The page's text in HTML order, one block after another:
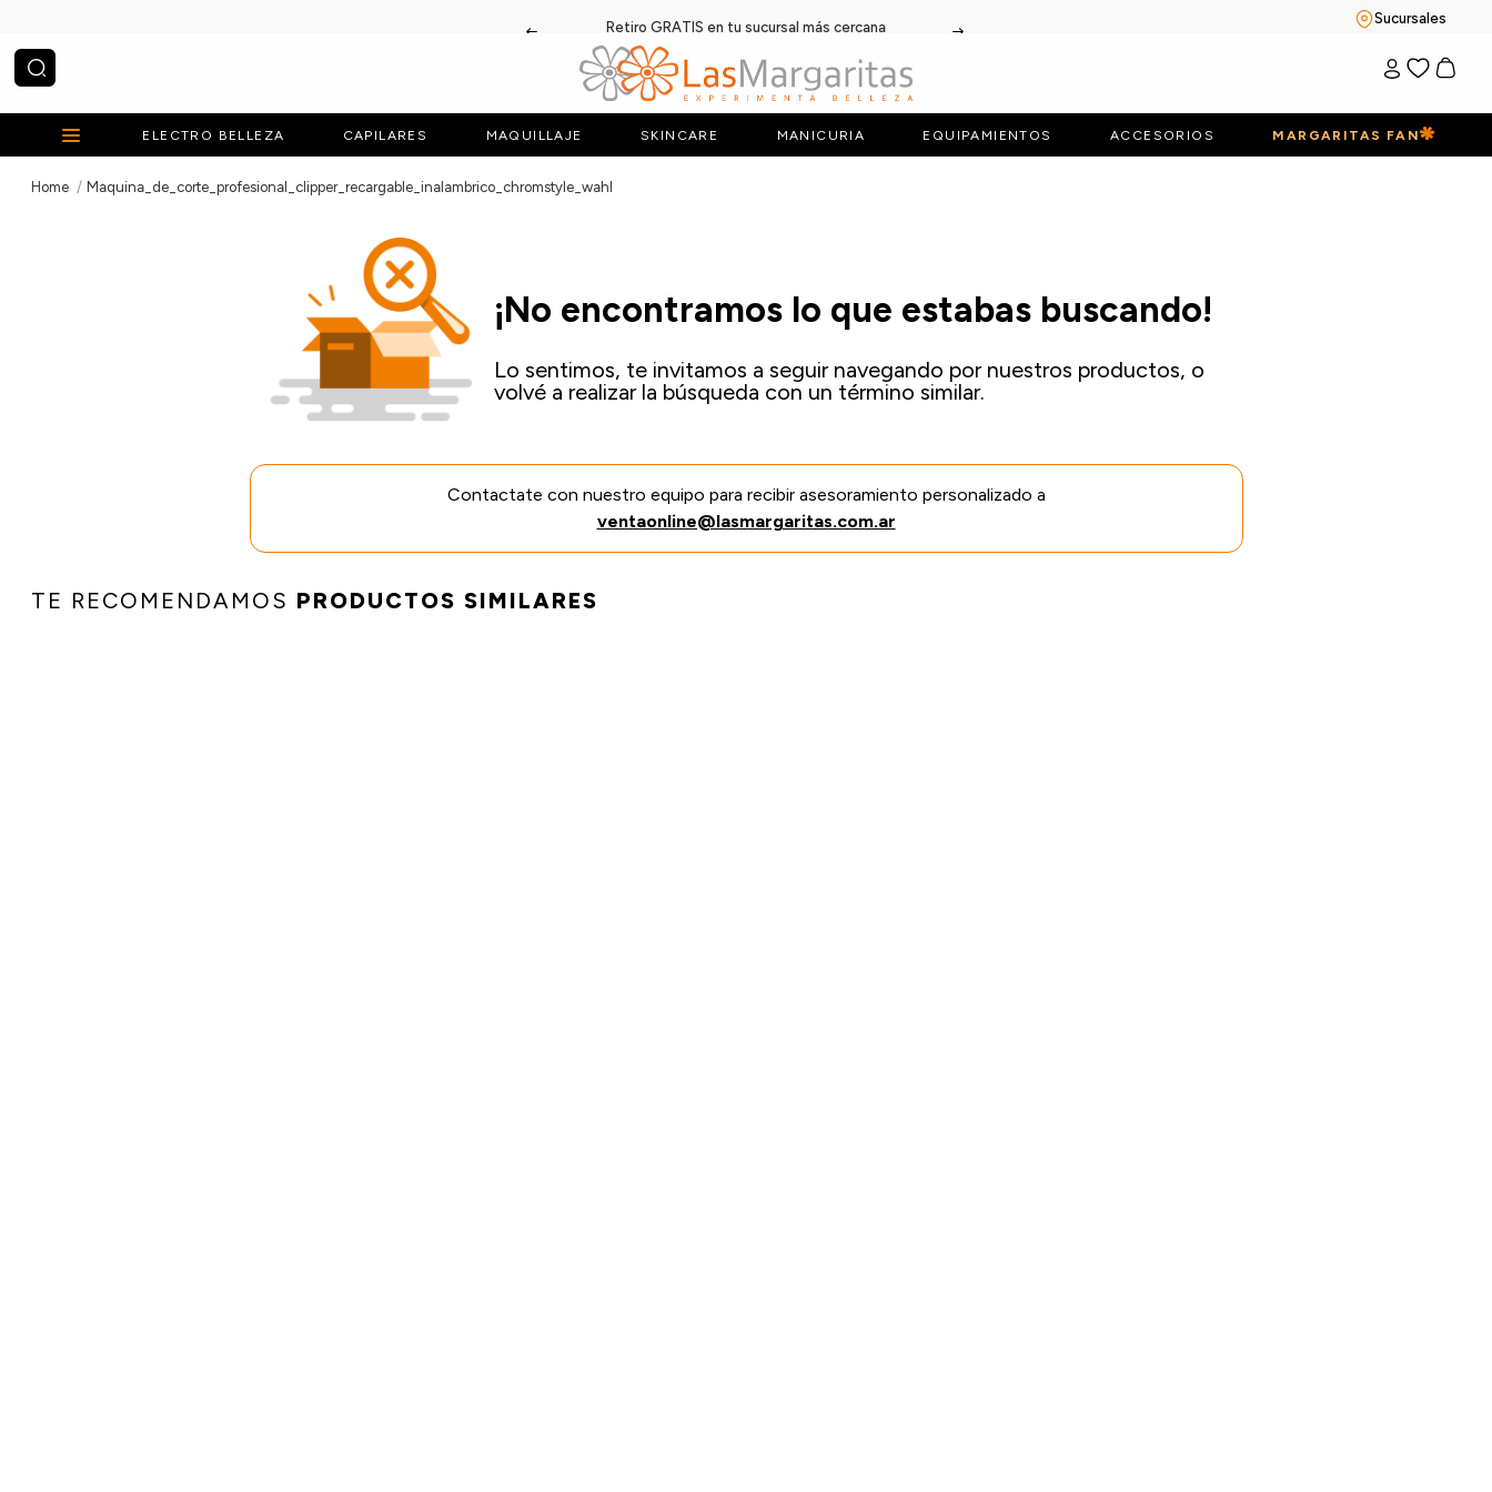
Retiro GRATIS en tu sucursal más cercana
Sucursales
¿Qué estás buscando?
ELECTRO BELLEZA CAPILARES MAQUILLAJE SKINCARE MANICURIA EQUIPAMIENTOS ACCESORIOS MARGARITAS FAN
Maquina_de_corte_profesional_clipper_recargable_inalambrico_chromstyle_wahl
¡No encontramos lo que estabas buscando!
Lo sentimos, te invitamos a seguir navegando por nuestros productos, o
volvé a realizar la búsqueda con un término similar.
Contactate con nuestro equipo para recibir asesoramiento personalizado a
ventaonline@lasmargaritas.com.ar
TE RECOMENDAMOS PRODUCTOS SIMILARES